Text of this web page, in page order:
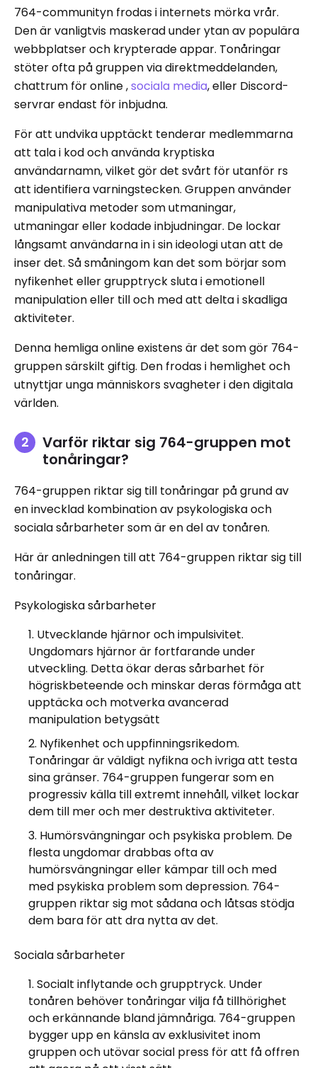
764-communityn frodas i internets mörka vrår.
Den är vanligtvis maskerad under ytan av populära
webbplatser och krypterade appar. Tonåringar
stöter ofta på gruppen via direktmeddelanden,
chattrum för online ,sociala media, eller Discord-
servrar endast för inbjudna.
För att undvika upptäckt tenderar medlemmarna
att tala i kod och använda kryptiska
användarnamn, vilket gör det svårt för utanför rs
att identifiera varningstecken. Gruppen använder
manipulativa metoder som utmaningar,
utmaningar eller kodade inbjudningar. De lockar
långsamt användarna in i sin ideologi utan att de
inser det. Så småningom kan det som börjar som
nyfikenhet eller grupptryck sluta i emotionell
manipulation eller till och med att delta i skadliga
aktiviteter.
Denna hemliga online existens är det som gör 764-
gruppen särskilt giftig. Den frodas i hemlighet och
utnyttjar unga människors svagheter i den digitala
världen.
Varför riktar sig 764-gruppen mot
tonåringar?
764-gruppen riktar sig till tonåringar på grund av
en invecklad kombination av psykologiska och
sociala sårbarheter som är en del av tonåren.
Här är anledningen till att 764-gruppen riktar sig till
tonåringar.
Psykologiska sårbarheter
Utvecklande hjärnor och impulsivitet.
Ungdomars hjärnor är fortfarande under
utveckling. Detta ökar deras sårbarhet för
högriskbeteende och minskar deras förmåga att
upptäcka och motverka avancerad
manipulation betygsätt
Nyfikenhet och uppfinningsrikedom.
Tonåringar är väldigt nyfikna och ivriga att testa
sina gränser. 764-gruppen fungerar som en
progressiv källa till extremt innehåll, vilket lockar
dem till mer och mer destruktiva aktiviteter.
Humörsvängningar och psykiska problem. De
flesta ungdomar drabbas ofta av
humörsvängningar eller kämpar till och med
med psykiska problem som depression. 764-
gruppen riktar sig mot sådana och låtsas stödja
dem bara för att dra nytta av det.
Sociala sårbarheter
Socialt inflytande och grupptryck. Under
tonåren behöver tonåringar vilja få tillhörighet
och erkännande bland jämnåriga. 764-gruppen
bygger upp en känsla av exklusivitet inom
gruppen och utövar social press för att få offren